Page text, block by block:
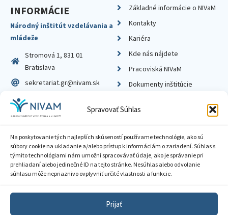
Spravovať Súhlas
Na poskytovanie tých najlepších skúseností používame technológie, ako sú
súbory cookie na ukladanie a/alebo prístup k informáciám o zariadení. Súhlas s
týmito technológiami nám umožní spracovávať údaje, ako je správanie pri
prehliadaní alebo jedinečné ID na tejto stránke. Nesúhlas alebo odvolanie
súhlasu môže nepriaznivo ovplyvniť určité vlastnosti a funkcie.
Prijať
INFORMÁCIE
Národný inštitút vzdelávania a
mládeže
Stromová 1, 831 01
Bratislava
sekretariat.gr@nivam.sk
IČO: 00164348
DIČ: 2020798714
Základné informácie o NIVaM
Kontakty
Kariéra
Kde nás nájdete
Pracoviská NIVaM
Dokumenty inštitúcie
Zásady ochrany súkromia
Sprístupnenie informácií